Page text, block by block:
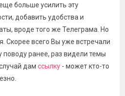
больше усилить эту
добавить удобства и
вроде того же Телеграма. Но
Скорее всего Вы уже встречали
ранее, раз видели темы
дам ссылку - может кто-то